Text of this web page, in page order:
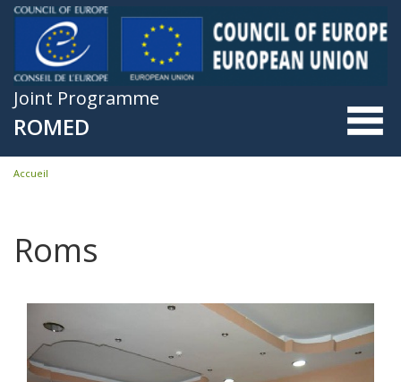
Skip to main content
Joint Programme
ROMED
You are here
Accueil
Roms